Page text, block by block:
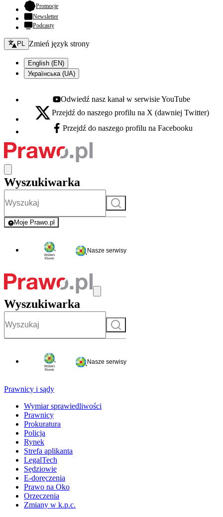
Promocje- otwiera się w nowej karcie
Newsletter
Podcasty
Zmień język - bieżący:
PL Zmień język strony
English (EN)
Українська (UA)
Youtube - otwiera się w nowej karcie
Odwiedź nasz kanał w serwisie YouTube
X - otwiera się w nowej karcie
Przejdź do naszego profilu na X (dawniej Twitter)
Facebook - otwiera się w nowej karcie
Przejdź do naszego profilu na Facebooku
Wyszukiwarka
Szukaj
Moje Prawo.pl
- rejestracja i logowanie do serwisu
Nasze serwisy
Wyszukiwarka
Szukaj
Nasze serwisy
Prawnicy i sądy
Wymiar sprawiedliwości
Prawnicy
Prokuratura
Policja
Rynek
Strefa aplikanta
LegalTech
Sędziowie
E-doręczenia
Prawo na Oko
Orzeczenia
Zmiany w k.p.c.